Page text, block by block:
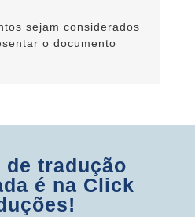
sejam considerados
o documento
de tradução
é na Click